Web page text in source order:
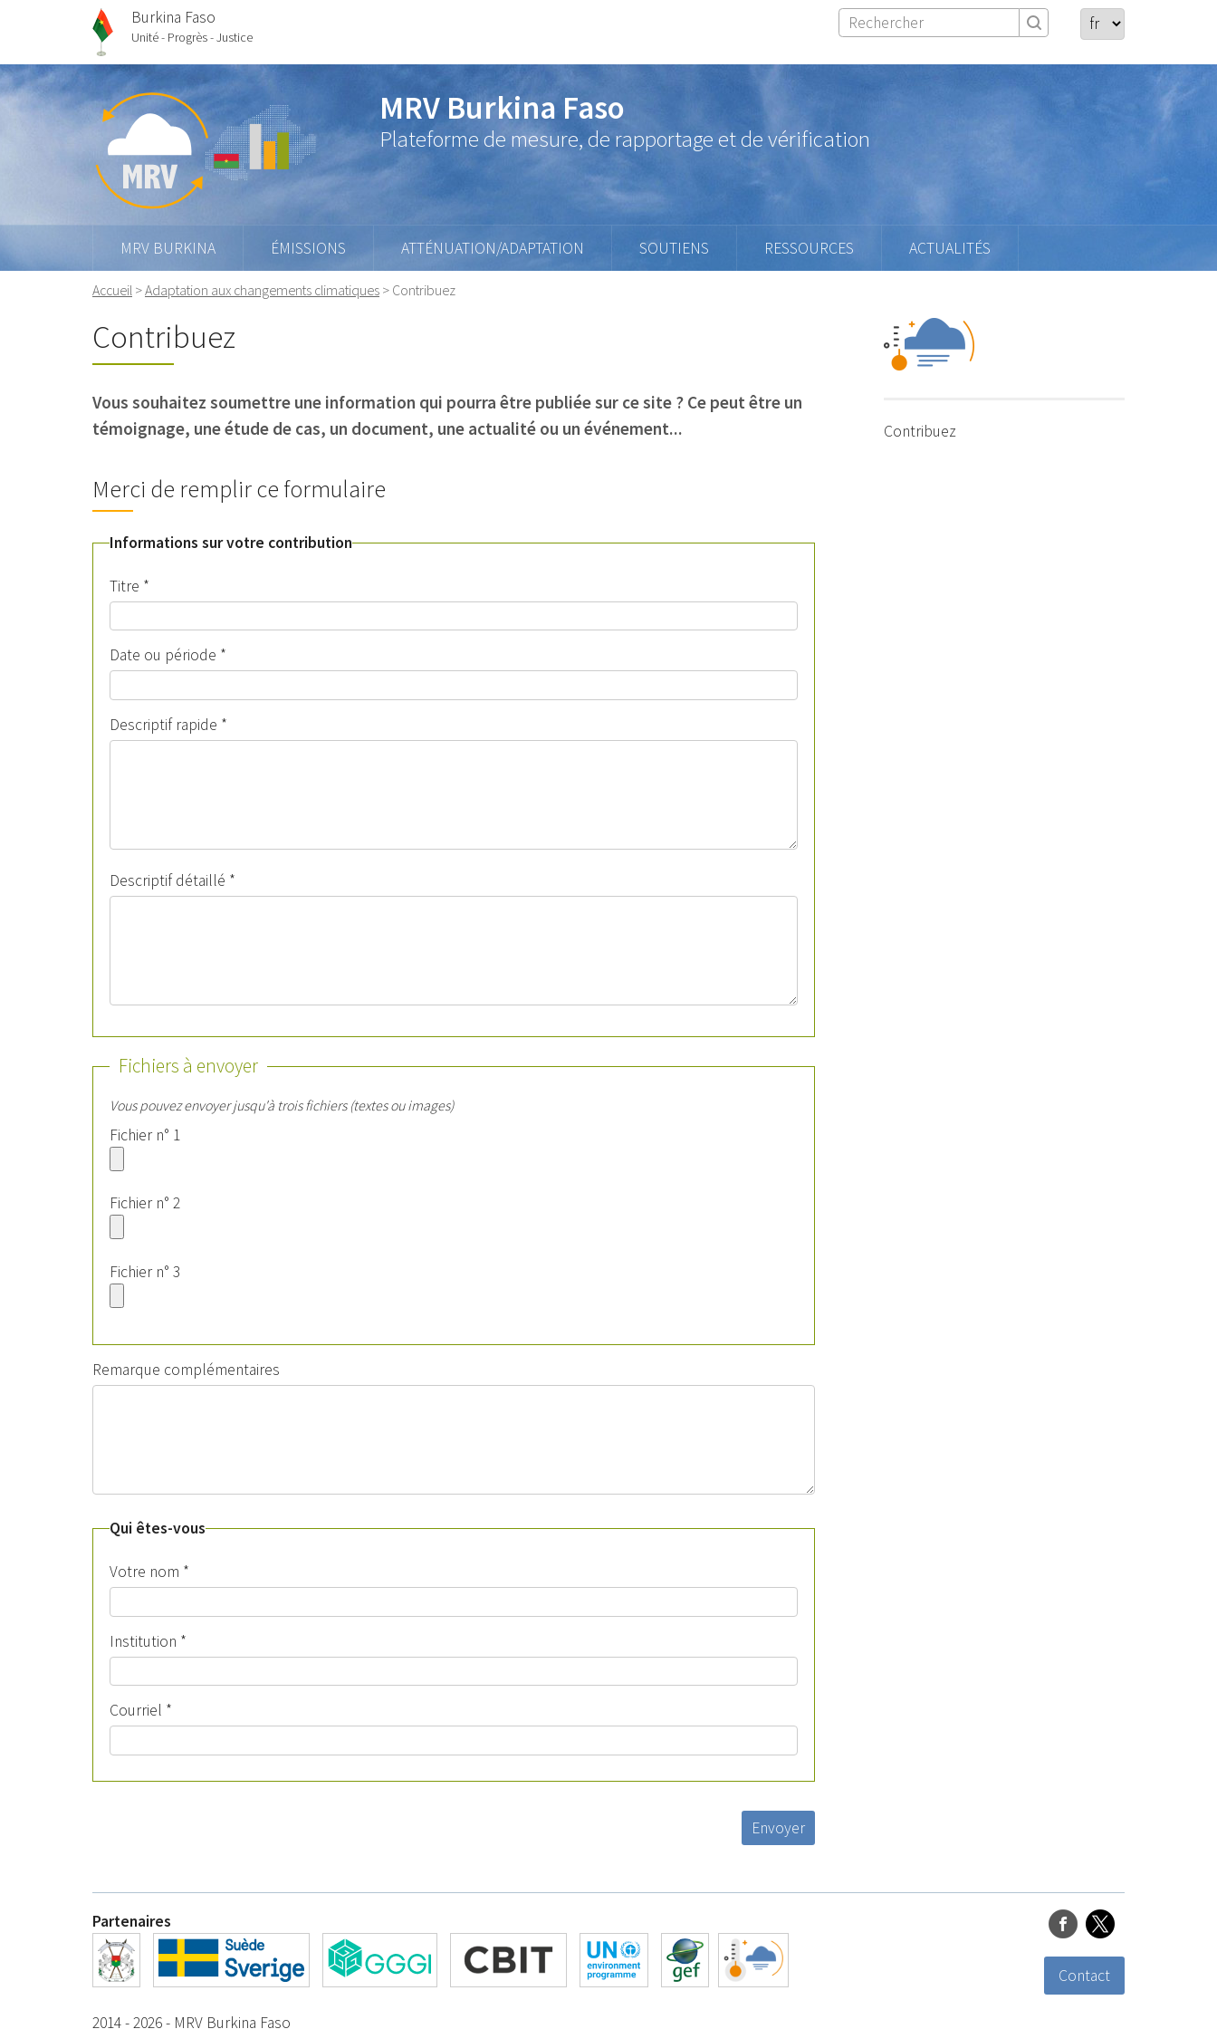
Burkina Faso
Unité - Progrès - Justice
MRV Burkina Faso
Plateforme de mesure, de rapportage et de vérification
MRV BURKINA ÉMISSIONS ATTÉNUATION/ADAPTATION SOUTIENS RESSOURCES ACTUALITÉS
Accueil >Adaptation aux changements climatiques > Contribuez
Contribuez
Vous souhaitez soumettre une information qui pourra être publiée sur ce site ? Ce peut être un
témoignage, une étude de cas, un document, une actualité ou un événement...
Merci de remplir ce formulaire
Informations sur votre contribution
Titre *
Date ou période *
Descriptif rapide *
Descriptif détaillé *
Fichiers à envoyer
Vous pouvez envoyer jusqu'à trois fichiers (textes ou images)
Fichier n° 1
Fichier n° 2
Fichier n° 3
Remarque complémentaires
Qui êtes-vous
Votre nom *
Institution *
Courriel *
Envoyer
Contribuez
Partenaires
2014 - 2026 - MRV Burkina Faso
Contact